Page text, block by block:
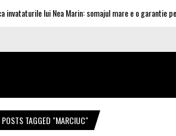
lui Nea Marin: somajul mare e o garantie
POSTS TAGGED "MARCIUC"